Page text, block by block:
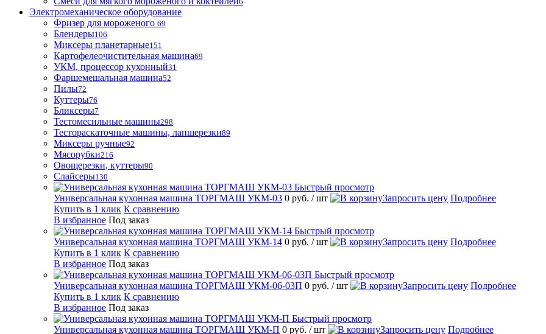
Электромеханическое оборудование
Фризер для мороженого 69
Блендеры106
Миксеры планетарные151
Картофелеочистительная машина69
УКМ, процессор кухонный31
Фаршемешальная машина52
Пилы72
Куттеры76
Бликсеры7
Тестомесильные машины298
Тестораскаточные машины, лапшерезки89
Миксеры ручные92
Мясорубки216
Овощерезки, куттеры90
Слайсеры130
Быстрый просмотр
Универсальная кухонная машина ТОРГМАШ УКМ-03 0 руб. / шт Запросить цену Подробнее
Купить в 1 клик К сравнению
В избранное Под заказ
Быстрый просмотр
Универсальная кухонная машина ТОРГМАШ УКМ-14 0 руб. / шт Запросить цену Подробнее
Купить в 1 клик К сравнению
В избранное Под заказ
Быстрый просмотр
Универсальная кухонная машина ТОРГМАШ УКМ-06-03П 0 руб. / шт Запросить цену Подробнее
Купить в 1 клик К сравнению
В избранное Под заказ
Быстрый просмотр
Универсальная кухонная машина ТОРГМАШ УКМ-П 0 руб. / шт Запросить цену Подробнее